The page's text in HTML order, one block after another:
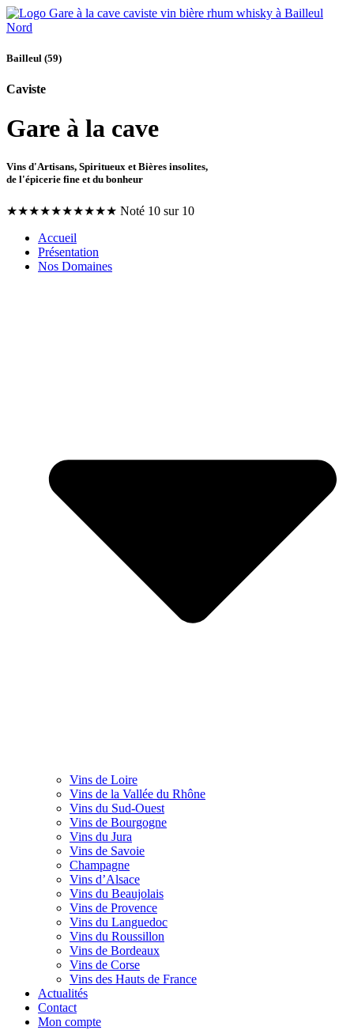
Bailleul (59)
Caviste
Gare à la cave
Vins d'Artisans, Spiritueux et Bières insolites,
de l'épicerie fine et du bonheur
★★★★★★★★★★ Noté 10 sur 10
Accueil
Présentation
Nos Domaines
Vins de Loire
Vins de la Vallée du Rhône
Vins du Sud-Ouest
Vins de Bourgogne
Vins du Jura
Vins de Savoie
Champagne
Vins d’Alsace
Vins du Beaujolais
Vins de Provence
Vins du Languedoc
Vins du Roussillon
Vins de Bordeaux
Vins de Corse
Vins des Hauts de France
Actualités
Contact
Mon compte